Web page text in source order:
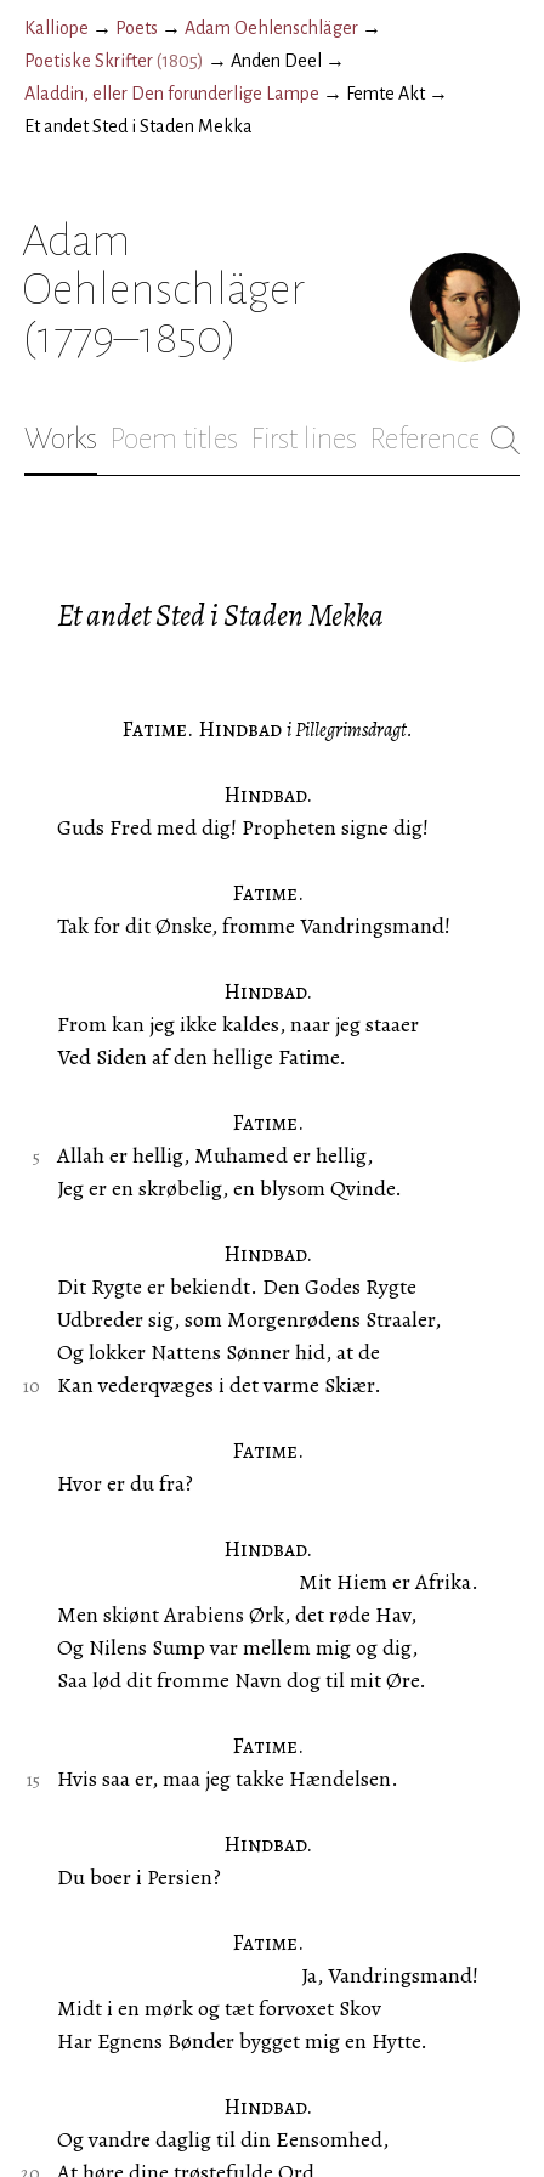
Kalliope → Poets → Adam Oehlenschläger →
Poetiske Skrifter(1805) → Anden Deel
→
Aladdin, eller Den forunderlige Lampe → Femte Akt→
Et andet Sted i Staden Mekka
Adam
Oehlenschläger
(1779–1850)
Works Poem titles First lines References
Et andet Sted i Staden Mekka
Fatime. Hindbad i Pillegrimsdragt.
Hindbad.
Guds Fred med dig! Propheten signe dig!
Fatime.
Tak for dit Ønske, fromme Vandringsmand!
Hindbad.
From kan jeg ikke kaldes, naar jeg staaer
Ved Siden af den hellige Fatime.
Fatime.
Allah er hellig, Muhamed er hellig,
Jeg er en skrøbelig, en blysom Qvinde.
Hindbad.
Dit Rygte er bekiendt. Den Godes Rygte
Udbreder sig, som Morgenrødens Straaler,
Og lokker Nattens Sønner hid, at de
Kan vederqvæges i det varme Skiær.
Fatime.
Hvor er du fra?
Hindbad.
Mit Hiem er Afrika.
Men skiønt Arabiens Ørk, det røde Hav,
Og Nilens Sump var mellem mig og dig,
Saa lød dit fromme Navn dog til mit Øre.
Fatime.
Hvis saa er, maa jeg takke Hændelsen.
Hindbad.
Du boer i Persien?
Fatime.
Ja, Vandringsmand!
Midt i en mørk og tæt forvoxet Skov
Har Egnens Bønder bygget mig en Hytte.
Hindbad.
Og vandre daglig til din Eensomhed,